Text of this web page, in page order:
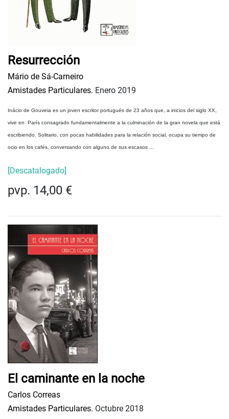
Resurrección
Mário de Sá-Carneiro
Amistades Particulares. Enero 2019
Inácio de Gouveia es un joven escritor portugués de 23 años que, a inicios del siglo XX,
vive en París consagrado fundamentalmente a la culminación de la gran novela que está
escribiendo. Solitario, con pocas habilidades para la relación social, ocupa su tiempo de
ocio en los cafés, conversando con alguno de sus escasos ...
[Descatalogado]
pvp. 14,00 €
El caminante en la noche
Carlos Correas
Amistades Particulares. Octubre 2018